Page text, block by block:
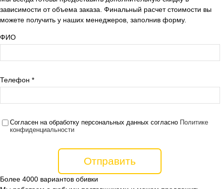
зависимости от объема заказа. Финальный расчет стоимости вы
можете получить у наших менеджеров, заполнив форму.
ФИО
Телефон *
Согласен на обработку персональных данных согласно Политике
конфиденциальности
Более 4000 вариантов обивки